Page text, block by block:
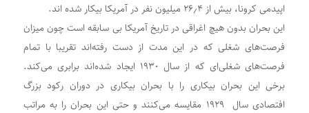
اپیدمی کرونا، بیش از ۲۶٫۴ میلیون نفر در آمریکا بیکار شده اند.
این بحران بدون هیچ اغراقی در تاریخ آمریکا بی سابقه است چون میزان
فرصت‌های شغلی که در این مدت از دست رفته‌اند تقریبا با تمام
فرصت‌های شغلی‌ای که از سال ۱۹۳۰ ایجاد شده‌اند برابری می‌کند.
برخی این بحران بیکاری را با بحران بیکاری در دوران رکود بزرگ
افتصادی سال ١٩٢٩ مقایسه می‌کنند و حتی این بحران را به مراتب